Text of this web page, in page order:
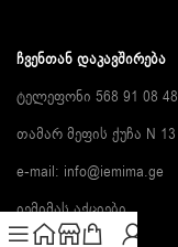
ᲩᲕᲔᲜᲗᲐᲜ ᲓᲐᲙᲐᲕᲨᲘᲠᲔᲑᲐ
ტელეფონი 568 91 08 48
თამარ მეფის ქუჩა N 13
e-mail: info@iemima.ge
იემიმას აქციები